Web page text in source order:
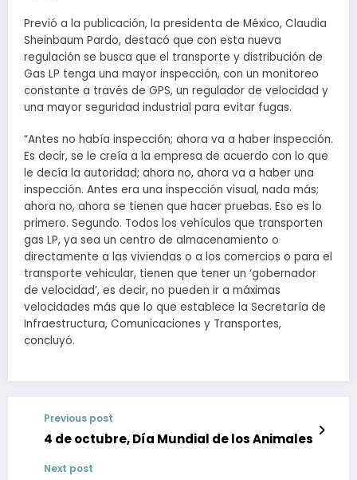
Previó a la publicación, la presidenta de México, Claudia
Sheinbaum Pardo, destacó que con esta nueva
regulación se busca que el transporte y distribución de
Gas LP tenga una mayor inspección, con un monitoreo
constante a través de GPS, un regulador de velocidad y
una mayor seguridad industrial para evitar fugas.
“Antes no había inspección; ahora va a haber inspección.
Es decir, se le creía a la empresa de acuerdo con lo que
le decía la autoridad; ahora no, ahora va a haber una
inspección. Antes era una inspección visual, nada más;
ahora no, ahora se tienen que hacer pruebas. Eso es lo
primero. Segundo. Todos los vehículos que transporten
gas LP, ya sea un centro de almacenamiento o
directamente a las viviendas o a los comercios o para el
transporte vehicular, tienen que tener un ‘gobernador
de velocidad’, es decir, no pueden ir a máximas
velocidades más que lo que establece la Secretaría de
Infraestructura, Comunicaciones y Transportes,
concluyó.
Previous post
4 de octubre, Día Mundial de los Animales
Next post